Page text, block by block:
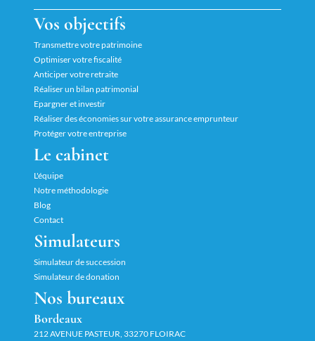
Vos objectifs
Transmettre votre patrimoine
Optimiser votre fiscalité
Anticiper votre retraite
Réaliser un bilan patrimonial
Epargner et investir
Réaliser des économies sur votre assurance emprunteur
Protéger votre entreprise
Le cabinet
L'équipe
Notre méthodologie
Blog
Contact
Simulateurs
Simulateur de succession
Simulateur de donation
Nos bureaux
Bordeaux
212 AVENUE PASTEUR, 33270 FLOIRAC